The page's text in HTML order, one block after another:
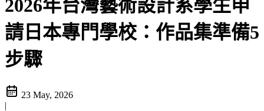
2026年台灣藝術設計系學生申
請日本專門學校：作品集準備5
步驟
23 May, 2026
|